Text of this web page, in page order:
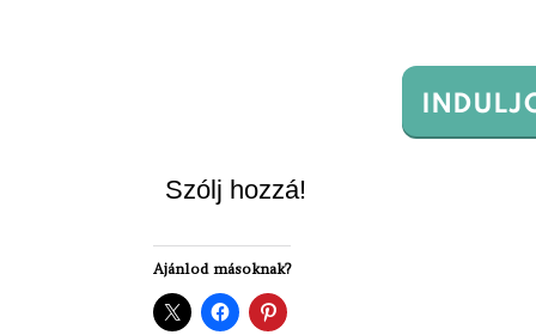
Szólj hozzá!
Ajánlod másoknak?